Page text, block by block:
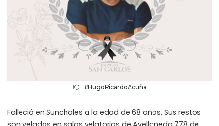
#HugoRicardoAcuña
Falleció en Sunchales a la edad de 68 años. Sus restos
son velados en salas velatorias de Avellaneda 778 de